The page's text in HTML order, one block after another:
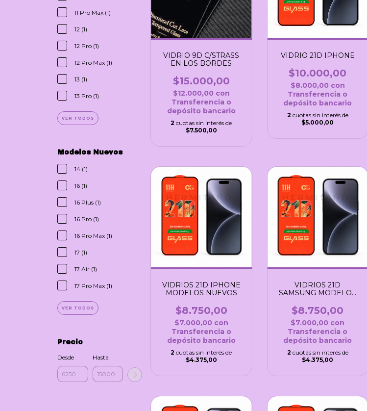
11 Pro Max (1)
12 (1)
12 Pro (1)
12 Pro Max (1)
13 (1)
13 Pro (1)
VER TODOS
Modelos Nuevos
14 (1)
16 (1)
16 Plus (1)
16 Pro (1)
16 Pro Max (1)
17 (1)
17 Air (1)
17 Pro Max (1)
VER TODOS
Precio
Desde Hasta
VIDRIO 9D C/STRASS
EN LOS BORDES
$15.000,00
$12.000,00 con
Transferencia o
depósito bancario
2 cuotas sin interés de
$7.500,00
VIDRIO 21D IPHONE
$10.000,00
$8.000,00 con
Transferencia o
depósito bancario
2 cuotas sin interés de
$5.000,00
VIDRIOS 21D IPHONE
MODELOS NUEVOS
$8.750,00
$7.000,00 con
Transferencia o
depósito bancario
2 cuotas sin interés de
$4.375,00
VIDRIOS 21D
SAMSUNG MODELOS
$8.750,00
$7.000,00 con
Transferencia o
depósito bancario
2 cuotas sin interés de
$4.375,00